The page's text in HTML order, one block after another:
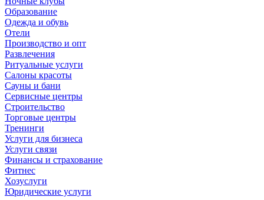
Образование
Одежда и обувь
Отели
Производство и опт
Развлечения
Ритуальные услуги
Салоны красоты
Сауны и бани
Сервисные центры
Строительство
Торговые центры
Тренинги
Услуги для бизнеса
Услуги связи
Финансы и страхование
Фитнес
Хозуслуги
Юридические услуги